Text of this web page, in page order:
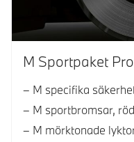
M Sportpaket Pro
M specifika
M sportbromsar,
M mörktonade